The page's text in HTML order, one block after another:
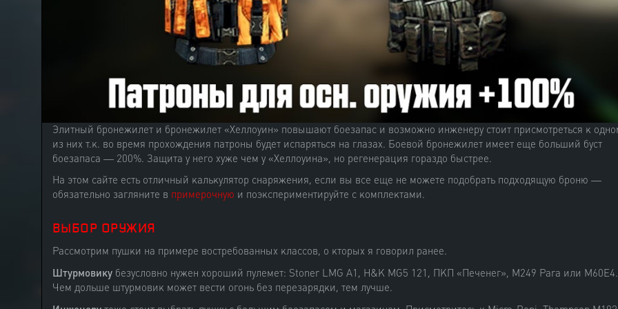
Элитный бронежилет и бронежилет «Хеллоуин» повышают боезапас и возможно инженеру стоит присмотреться к
из них т.к. во время прохождения патроны будет испаряться на глазах. Боевой бронежилет имеет еще больший буст
боезапаса — 200%. Защита у него хуже чем у «Хеллоуина», но регенерация гораздо быстрее.
На этом сайте есть отличный калькулятор снаряжения, если вы все еще не можете подобрать подходящую броню —
обязательно загляните в примерочную и поэкспериментируйте с комплектами.
ВЫБОР ОРУЖИЯ
Рассмотрим пушки на примере востребованных классов, о кторых я говорил ранее.
Штурмовикубезусловно нужен хороший пулемет: Stoner LMG A1, H&K MG5 121, ПКП «Печенег», M249 Para или M60E4.
Чем дольше штурмовик может вести огонь без перезарядки, тем лучше.